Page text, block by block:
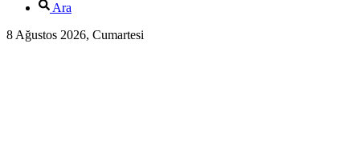
Ara
8 Ağustos 2026, Cumartesi